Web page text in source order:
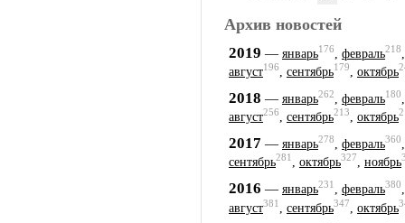
Архив новостей
2019 — январь176 февраль218
август196, сентябрь179, октябрь
2018 — январь262 февраль180
август256, сентябрь213, октябрь
2017 — январь278 февраль360
сентябрь281, октябрь327, ноябрь
2016 — январь231 февраль380
август381 сентябрь347 октябрь